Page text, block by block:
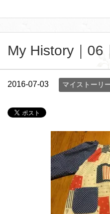
My History｜06
2016-07-03 マイストーリ